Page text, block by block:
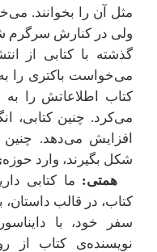
مثل آن را بخوانند.
ولی در کنارش سرگرم
گذشته با کتابی از
می‌خواست باکتری را
کتاب اطلاعاتش را
می‌کرد. چنین کتابی،
افزایش می‌دهد. چنین
شکل بگیرند، وارد
همتی: ما کتابی
کتاب، در قالب
سفر خود، با
نویسنده‌ی کتاب از